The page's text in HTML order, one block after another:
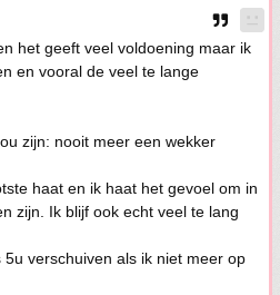
het geeft veel voldoening maar ik
en vooral de veel te lange
zijn: nooit meer een wekker
haat en ik haat het gevoel om in
zijn. Ik blijf ook echt veel te lang
verschuiven als ik niet meer op